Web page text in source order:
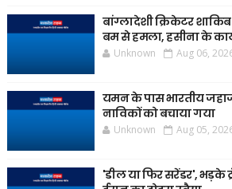
बांग्लादेशी क्रिकेटर
बम से हमला, हसीना के
Unknown Aug 06,
यमन के पास भारतीय
नाविकों को बचाया गया
Unknown Aug 05,
'डील या फिर सरेंडर', भड़के